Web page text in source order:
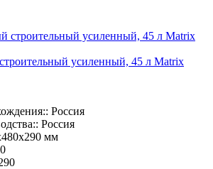
усиленный, 45 л Matrix
Россия
Россия
мм